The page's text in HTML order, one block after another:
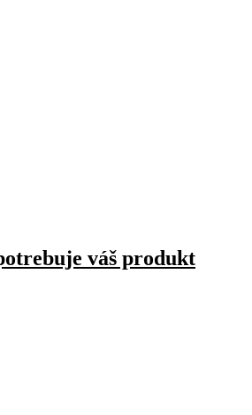
váš produkt